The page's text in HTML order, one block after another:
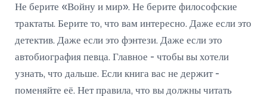
Не берите «Войну и мир». Не берите философские
трактаты. Берите то, что вам интересно. Даже если это
детектив. Даже если это фэнтези. Даже если это
автобиография певца. Главное - чтобы вы хотели
узнать, что дальше. Если книга вас не держит -
поменяйте её. Нет правила, что вы должны читать